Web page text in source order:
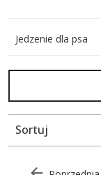
Jedzenie dla psa
Sortuj